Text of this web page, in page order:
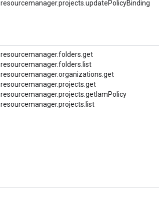
resourcemanager.projects.updatePolicyBinding
resourcemanager.folders.get
resourcemanager.folders.list
resourcemanager.organizations. get
resourcemanager.projects.get
resourcemanager.projects. getIamPolicy
resourcemanager.projects.list